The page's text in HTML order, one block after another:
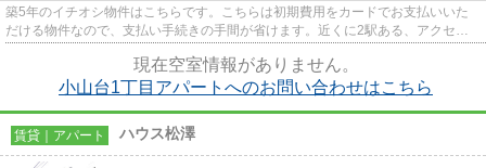
築5年のイチオシ物件はこちらです。こちらは初期費用をカードでお支払いいた
だける物件なので、支払い手続きの手間が省けます。近くに2駅ある、アクセス
現在空室情報がありません。
小山台1丁目アパートへのお問い合わせはこちら
賃貸｜アパート ハウス松澤